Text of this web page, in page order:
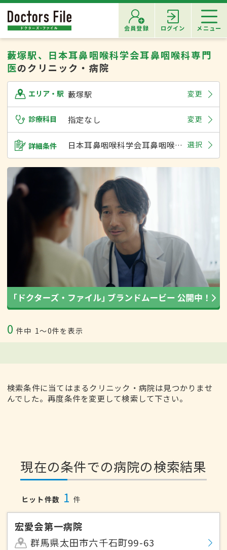
会員登録 ログイン メニュー
藪塚駅、日本耳鼻咽喉科学会耳鼻咽喉科専門
医のクリニック・病院
エリア・駅 藪塚駅 変更
診療科目 指定なし 変更
詳細条件 日本耳鼻咽喉科学会耳鼻咽喉科専門医 選択
0 件中 1〜0件を表示
検索条件に当てはまるクリニック・病院は見つかりませ
んでした。再度条件を変更して検索して下さい。
現在の条件での病院の検索結果
ヒット件数 1 件
宏愛会第一病院
群馬県太田市六千石町99-63